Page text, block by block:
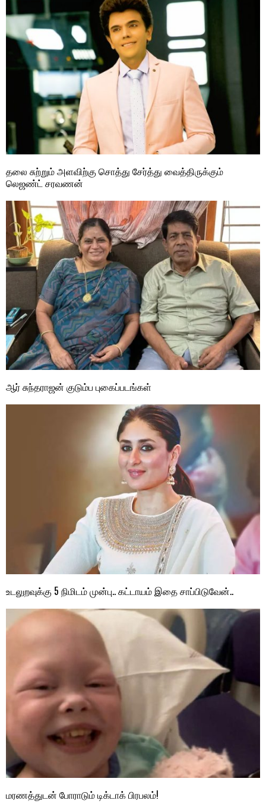
தலை சுற்றும் அளவிற்கு சொத்து சேர்த்து வைத்திருக்கும்
லெஜண்ட் சரவணன்
ஆர் சுந்தராஜன் குடும்ப புகைப்படங்கள்
உடலுறவுக்கு 5 நிமிடம் முன்பு.. கட்டாயம் இதை சாப்பிடுவேன்..
மரணத்துடன் போராடும் டிக்டாக் பிரபலம்!